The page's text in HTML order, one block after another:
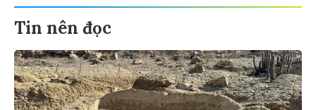
Tin nên đọc